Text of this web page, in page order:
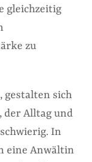
gleichzeitig
zu
gestalten sich
der Alltag und
In
eine Anwältin